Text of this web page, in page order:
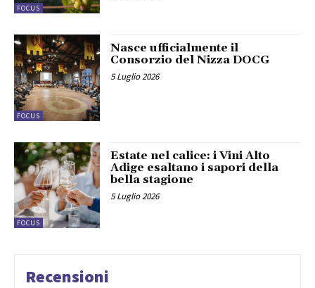
FOCUS
FOCUS
Nasce ufficialmente il
Consorzio del Nizza DOCG
5 Luglio 2026
FOCUS
Estate nel calice: i Vini Alto
Adige esaltano i sapori della
bella stagione
5 Luglio 2026
Recensioni